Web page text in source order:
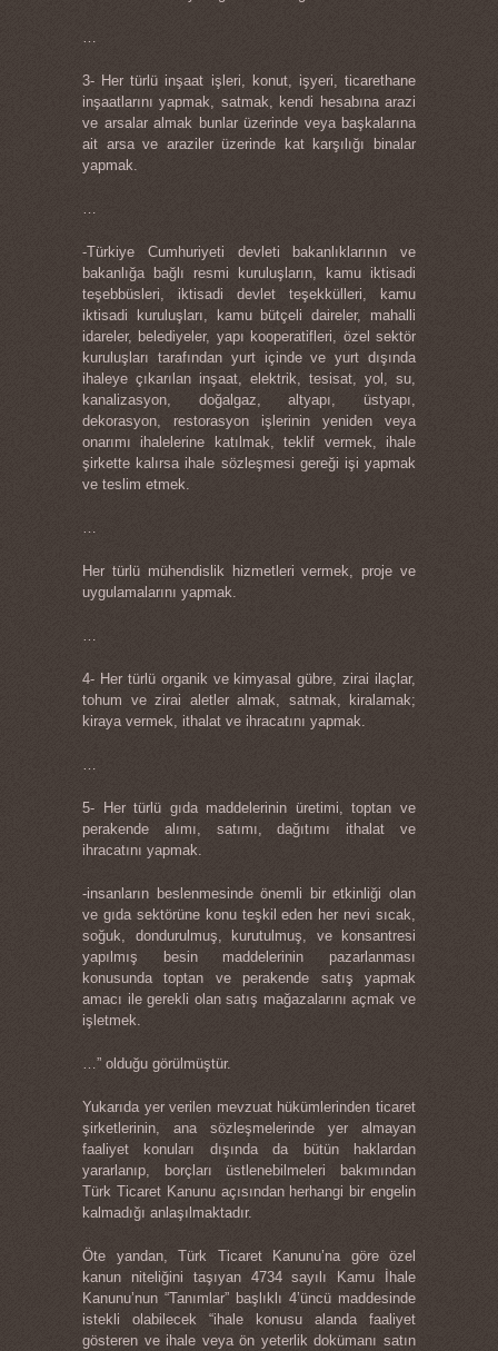
…
3- Her türlü inşaat işleri, konut, işyeri, ticarethane
inşaatlarını yapmak, satmak, kendi hesabına arazi
ve arsalar almak bunlar üzerinde veya başkalarına
ait arsa ve araziler üzerinde kat karşılığı binalar
yapmak.
…
-Türkiye Cumhuriyeti devleti bakanlıklarının ve
bakanlığa bağlı resmi kuruluşların, kamu iktisadi
teşebbüsleri, iktisadi devlet teşekkülleri, kamu
iktisadi kuruluşları, kamu bütçeli daireler, mahalli
idareler, belediyeler, yapı kooperatifleri, özel sektör
kuruluşları tarafından yurt içinde ve yurt dışında
ihaleye çıkarılan inşaat, elektrik, tesisat, yol, su,
kanalizasyon, doğalgaz, altyapı, üstyapı,
dekorasyon, restorasyon işlerinin yeniden veya
onarımı ihalelerine katılmak, teklif vermek, ihale
şirkette kalırsa ihale sözleşmesi gereği işi yapmak
ve teslim etmek.
…
Her türlü mühendislik hizmetleri vermek, proje ve
uygulamalarını yapmak.
…
4- Her türlü organik ve kimyasal gübre, zirai ilaçlar,
tohum ve zirai aletler almak, satmak, kiralamak;
kiraya vermek, ithalat ve ihracatını yapmak.
…
5- Her türlü gıda maddelerinin üretimi, toptan ve
perakende alımı, satımı, dağıtımı ithalat ve
ihracatını yapmak.
-insanların beslenmesinde önemli bir etkinliği olan
ve gıda sektörüne konu teşkil eden her nevi sıcak,
soğuk, dondurulmuş, kurutulmuş, ve konsantresi
yapılmış besin maddelerinin pazarlanması
konusunda toptan ve perakende satış yapmak
amacı ile gerekli olan satış mağazalarını açmak ve
işletmek.
…” olduğu görülmüştür.
Yukarıda yer verilen mevzuat hükümlerinden ticaret
şirketlerinin, ana sözleşmelerinde yer almayan
faaliyet konuları dışında da bütün haklardan
yararlanıp, borçları üstlenebilmeleri bakımından
Türk Ticaret Kanunu açısından herhangi bir engelin
kalmadığı anlaşılmaktadır.
Öte yandan, Türk Ticaret Kanunu’na göre özel
kanun niteliğini taşıyan 4734 sayılı Kamu İhale
Kanunu’nun “Tanımlar” başlıklı 4’üncü maddesinde
istekli olabilecek “ihale konusu alanda faaliyet
gösteren ve ihale veya ön yeterlik dokümanı satın